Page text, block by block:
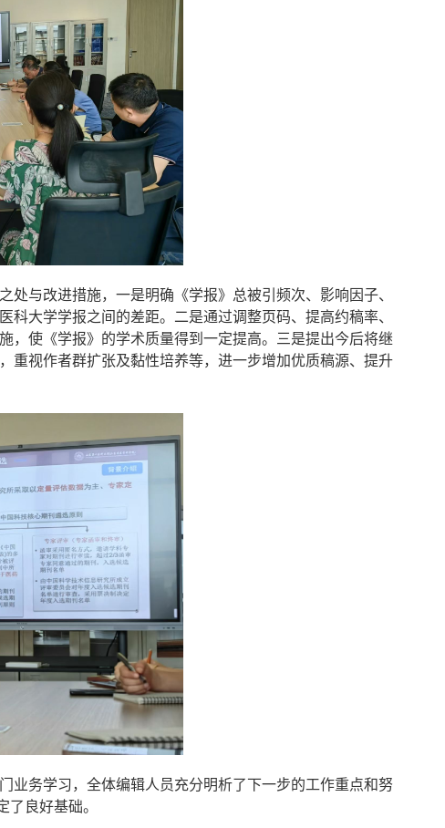
与改进措施，一是明确《学报》总被引频次、影响因子、
大学学报之间的差距。二是通过调整页码、提高约稿率、
，使《学报》的学术质量得到一定提高。三是提出今后将继
重视作者群扩张及黏性培养等，进一步增加优质稿源、提升
业务学习，全体编辑人员充分明析了下一步的工作重点和努
了良好基础。